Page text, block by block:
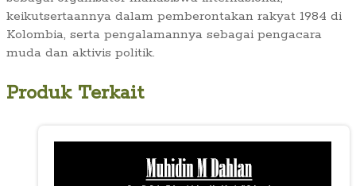
keikutsertaannya dalam pemberontakan rakyat 1984 di
Kolombia, serta pengalamannya sebagai pengacara
muda dan aktivis politik.
Produk Terkait